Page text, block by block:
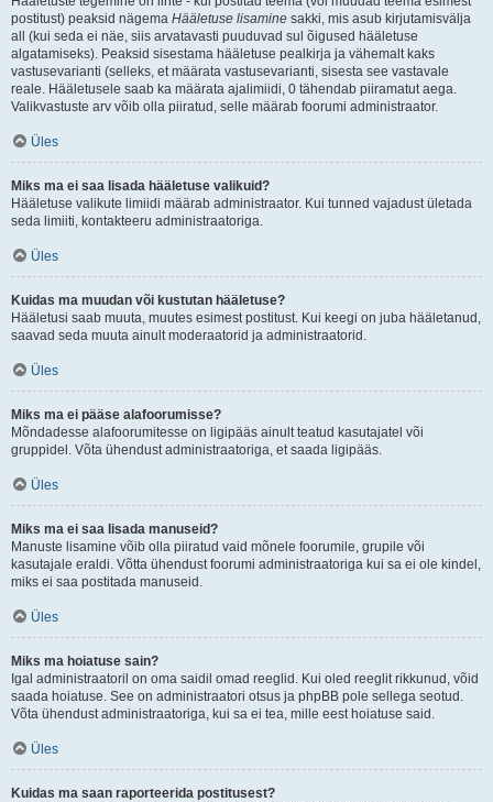
postitust) peaksid nägema Hääletuse lisamine sakki, mis asub kirjutamisvälja
all (kui seda ei näe, siis arvatavasti puuduvad sul õigused hääletuse
algatamiseks). Peaksid sisestama hääletuse pealkirja ja vähemalt kaks
vastusevarianti (selleks, et määrata vastusevarianti, sisesta see vastavale
reale. Hääletusele saab ka määrata ajalimiidi, 0 tähendab piiramatut aega.
Valikvastuste arv võib olla piiratud, selle määrab foorumi administraator.
Üles
Miks ma ei saa lisada hääletuse valikuid?
Hääletuse valikute limiidi määrab administraator. Kui tunned vajadust ületada
seda limiiti, kontakteeru administraatoriga.
Üles
Kuidas ma muudan või kustutan hääletuse?
Hääletusi saab muuta, muutes esimest postitust. Kui keegi on juba hääletanud,
saavad seda muuta ainult moderaatorid ja administraatorid.
Üles
Miks ma ei pääse alafoorumisse?
Mõndadesse alafoorumitesse on ligipääs ainult teatud kasutajatel või
gruppidel. Võta ühendust administraatoriga, et saada ligipääs.
Üles
Miks ma ei saa lisada manuseid?
Manuste lisamine võib olla piiratud vaid mõnele foorumile, grupile või
kasutajale eraldi. Võtta ühendust foorumi administraatoriga kui sa ei ole kindel,
miks ei saa postitada manuseid.
Üles
Miks ma hoiatuse sain?
Igal administraatoril on oma saidil omad reeglid. Kui oled reeglit rikkunud, võid
saada hoiatuse. See on administraatori otsus ja phpBB pole sellega seotud.
Võta ühendust administraatoriga, kui sa ei tea, mille eest hoiatuse said.
Üles
Kuidas ma saan raporteerida postitusest?